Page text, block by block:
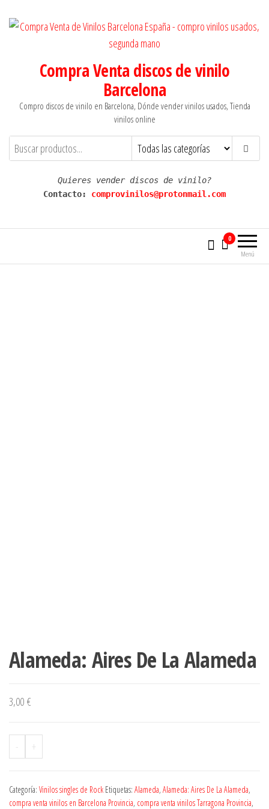
Compra Venta discos de vinilo
Barcelona
Compro discos de vinilo en Barcelona, Dónde vender vinilos usados, Tienda
vinilos online
Quieres vender discos de vinilo?
Contacto: comprovinilos@protonmail.com
Menú
0
Alameda: Aires De La Alameda
3,00 €
- +
Categoría: Vinilos singles de Rock Etiquetas: Alameda, Alameda: Aires De La Alameda,
compra venta vinilos en Barcelona Provincia, compra venta vinilos Tarragona Provincia,